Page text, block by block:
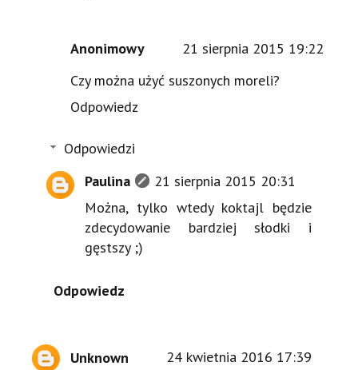
Anonimowy
21 sierpnia 2015 19:22
Czy można użyć suszonych moreli?
Odpowiedz
Odpowiedzi
Paulina
21 sierpnia 2015 20:31
Można, tylko wtedy koktajl będzie
zdecydowanie bardziej słodki i
gęstszy ;)
Odpowiedz
Unknown
24 kwietnia 2016 17:39